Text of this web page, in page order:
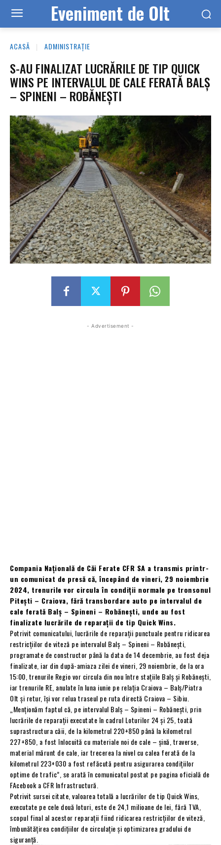
Eveniment de Olt
ACASĂ ADMINISTRAȚIE
S-AU FINALIZAT LUCRĂRILE DE TIP QUICK
WINS PE INTERVALUL DE CALE FERATĂ BALŞ
– SPINENI – ROBĂNEŞTI
- Advertisement -
Compania Națională de Căi Ferate CFR SA a transmis printr-
un comunicat de presă că, începând de vineri, 29 noiembrie
2024, trenurile vor circula în condiții normale pe tronsonul
Pitești – Craiova, fără transbordare auto pe intervalul de
cale ferată Balş – Spineni – Robăneşti, unde au fost
finalizate lucrările de reparații de tip Quick Wins.
Potrivit comunicatului, lucrările de reparații punctuale pentru ridicarea
restricțiilor de viteză pe intervalul Balş – Spineni – Robăneşti,
programate de constructor până la data de 14 decembrie, au fost deja
finalizate, iar din după-amiaza zilei de vineri, 29 noiembrie, de la ora
15:00, trenurile Regio vor circula din nou între stațiile Balş și Robăneşti,
iar trenurile RE, anulate în luna iunie pe relația Craiova – Balș/Piatra
Olt și retur, își vor relua traseul pe ruta directă Craiova – Sibiu.
„Menționăm faptul că, pe intervalul Balş – Spineni – Robăneşti, prin
lucrările de reparații executate în cadrul Loturilor 24 și 25, toată
suprastructura căii, de la kilometrul 220+850 până la kilometrul
227+850, a fost înlocuită cu materiale noi de cale – șină, traverse,
material mărunt de cale, iar trecerea la nivel cu calea ferată de la
kilometrul 223+030 a fost refăcută pentru asigurarea condițiilor
optime de trafic”, se arată în comunicatul postat pe pagina oficială de
FAcebook a CFR Infrastructură.
Potrivit sursei citate, valoarea totală a lucrărilor de tip Quick Wins,
executate pe cele două loturi, este de 24,1 milioane de lei, fără TVA,
scopul final al acestor reparații fiind ridicarea restricțiilor de viteză,
îmbunătățirea condițiilor de circulație și optimizarea gradului de
siguranță.